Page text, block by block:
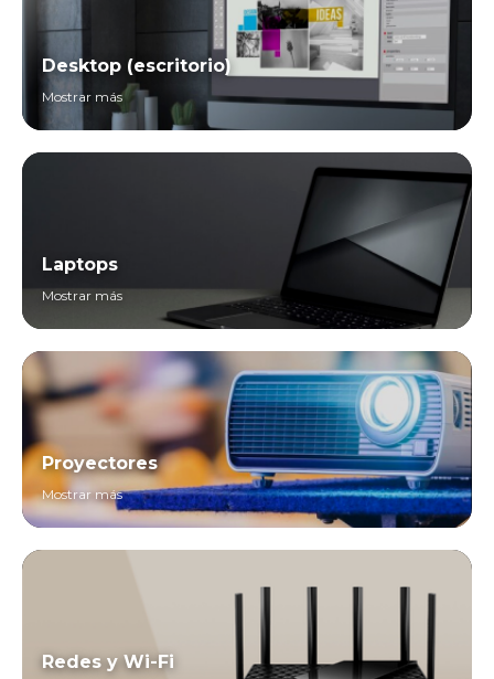
Desktop (escritorio)
Mostrar más
Laptops
Mostrar más
Proyectores
Mostrar más
Redes y Wi-Fi